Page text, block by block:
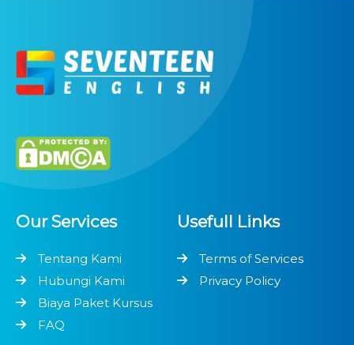
Our Services
Tentang Kami
Hubungi Kami
Biaya Paket Kursus
FAQ
Usefull Links
Terms of Services
Privacy Policy